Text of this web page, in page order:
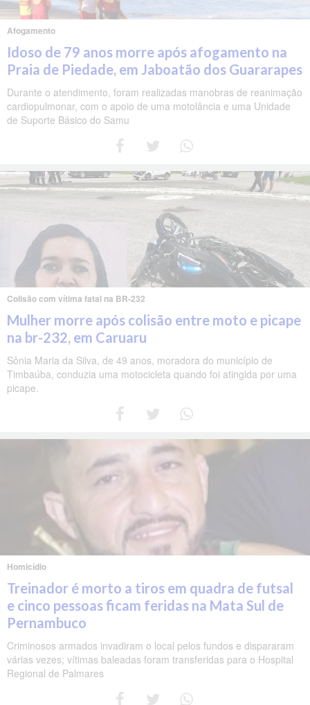
Afogamento
Idoso de 79 anos morre após afogamento na
Praia de Piedade, em Jaboatão dos Guararapes
Durante o atendimento, foram realizadas manobras de reanimação
cardiopulmonar, com o apoio de uma motolância e uma Unidade
de Suporte Básico do Samu
Colisão com vítima fatal na BR-232
Mulher morre após colisão entre moto e picape
na br-232, em Caruaru
Sônia Maria da Silva, de 49 anos, moradora do município de
Timbaúba, conduzia uma motocicleta quando foi atingida por uma
picape.
Homicídio
Treinador é morto a tiros em quadra de futsal
e cinco pessoas ficam feridas na Mata Sul de
Pernambuco
Criminosos armados invadiram o local pelos fundos e dispararam
várias vezes; vítimas baleadas foram transferidas para o Hospital
Regional de Palmares